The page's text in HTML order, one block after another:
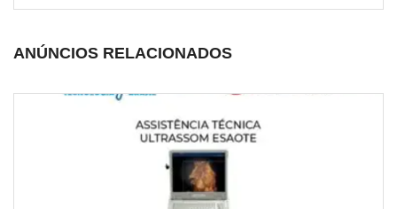
ANÚNCIOS RELACIONADOS